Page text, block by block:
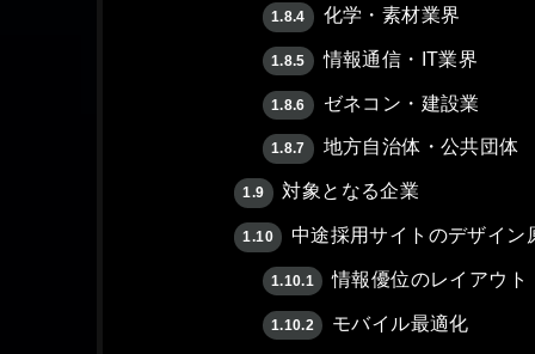
1.8.4 化学・素材業界
1.8.5 情報通信・IT業界
1.8.6 ゼネコン・建設業
1.8.7 地方自治体・公共団体
1.9 対象となる企業
1.10 中途採用サイトのデザイン
1.10.1 情報優位のレイアウト
1.10.2 モバイル最適化